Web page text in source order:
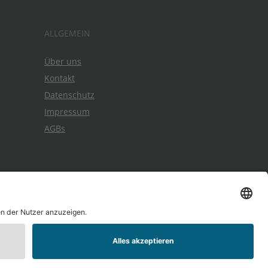
ALLGEMEIN
Über uns
Kontakt
Datenschutz
Impressum
AGBs